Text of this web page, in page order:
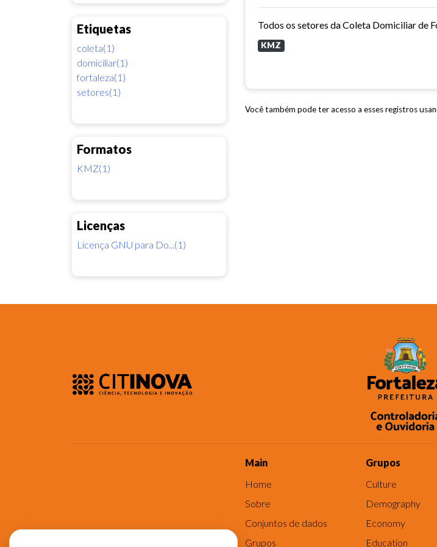
Etiquetas
coleta(1)
domiciliar(1)
fortaleza(1)
setores(1)
Formatos
KMZ(1)
Licenças
Licença GNU para Do...(1)
Todos os setores da Coleta Domiciliar de
KMZ
Você também pode ter acesso a esses registros
Main
Home
Sobre
Conjuntos de dados
Grupos
Grupos
Culture
Demography
Economy
Education